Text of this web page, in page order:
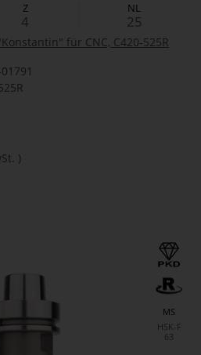
Z
4
NL
25
für CNC, C420-525R
)
MS
HSK-F
63